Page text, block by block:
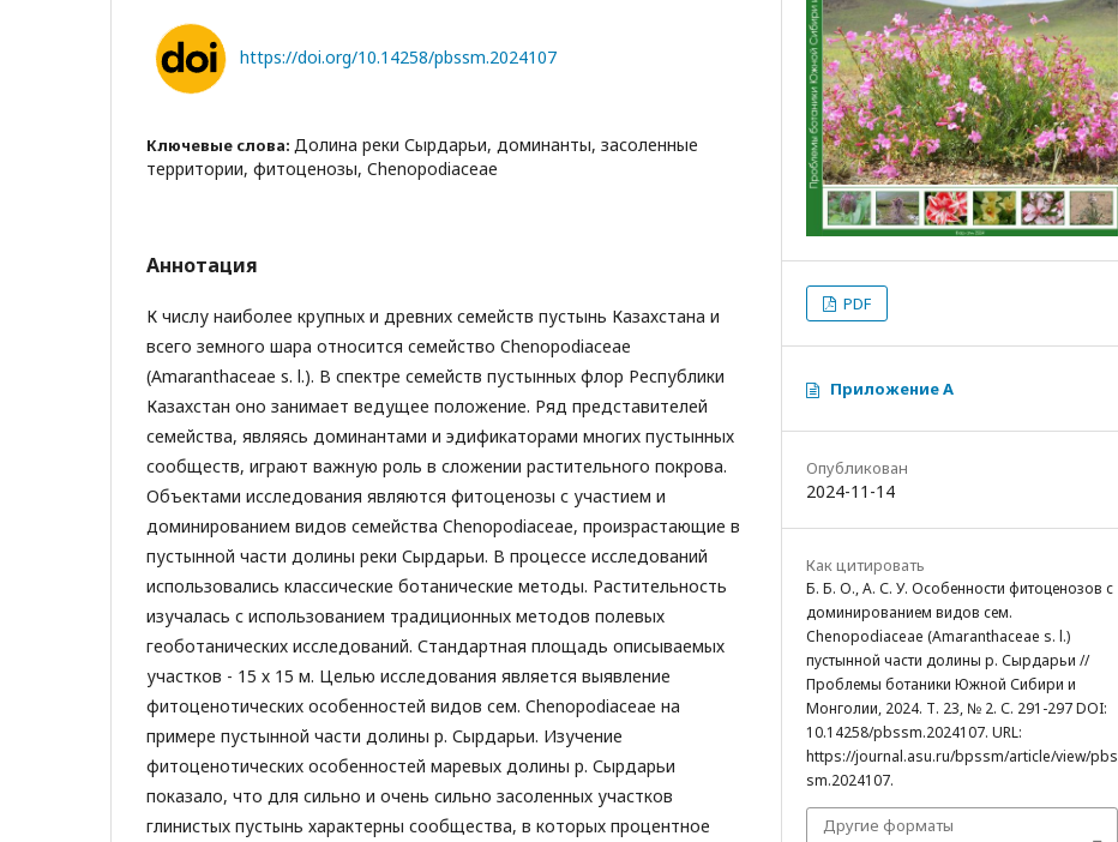
https://doi.org/10.14258/pbssm.2024107
Ключевые слова: Долина реки Сырдарьи, доминанты, засоленные
территории, фитоценозы, Chenopodiaceae
Аннотация
К числу наиболее крупных и древних семейств пустынь Казахстана и
всего земного шара относится семейство Chenopodiaceae
(Amaranthaceae s. l.). В спектре семейств пустынных флор Республики
Казахстан оно занимает ведущее положение. Ряд представителей
семейства, являясь доминантами и эдификаторами многих пустынных
сообществ, играют важную роль в сложении растительного покрова.
Объектами исследования являются фитоценозы с участием и
доминированием видов семейства Chenopodiaceae, произрастающие в
пустынной части долины реки Сырдарьи. В процессе исследований
использовались классические ботанические методы. Растительность
изучалась с использованием традиционных методов полевых
геоботанических исследований. Стандартная площадь описываемых
участков - 15 х 15 м. Целью исследования является выявление
фитоценотических особенностей видов сем. Chenopodiaceae на
примере пустынной части долины р. Сырдарьи. Изучение
фитоценотических особенностей маревых долины р. Сырдарьи
показало, что для сильно и очень сильно засоленных участков
глинистых пустынь характерны сообщества, в которых процентное
PDF
Приложение А
Опубликован
2024-11-14
Как цитировать
Б. Б. О., А. С. У. Особенности фитоценозов с
доминированием видов сем.
Chenopodiaceae (Amaranthaceae s. l.)
пустынной части долины р. Сырдарьи //
Проблемы ботаники Южной Сибири и
Монголии, 2024. Т. 23, № 2. С. 291-297 DOI:
10.14258/pbssm.2024107. URL:
https://journal.asu.ru/bpssm/article/view/pbs
sm.2024107.
Другие форматы